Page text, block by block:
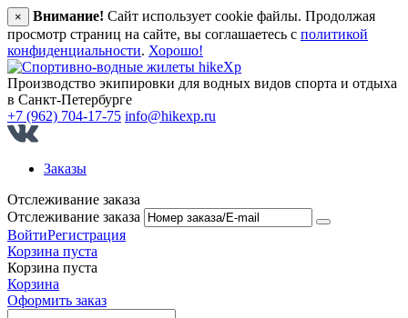
× Внимание! Сайт использует cookie файлы. Продолжая
просмотр страниц на сайте, вы соглашаетесь с политикой
конфиденциальности. Хорошо!
Производство экипировки для водных видов спорта и отдыха
в Санкт‑Петербурге
+7 (962) 704-17-75 info@hikexp.ru
Заказы
Отслеживание заказа
Отслеживание заказа
ВойтиРегистрация
Корзина пуста
Корзина пуста
Корзина
Оформить заказ